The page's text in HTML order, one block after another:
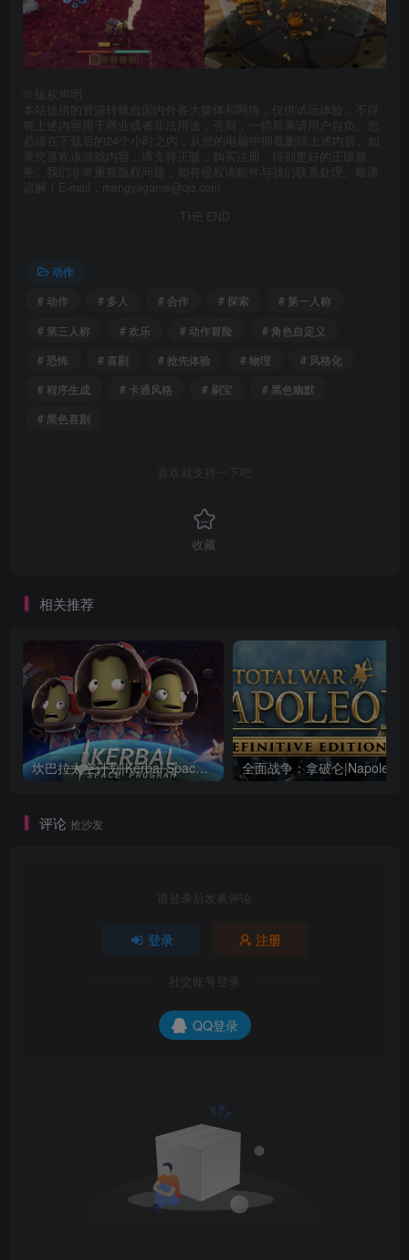
版权声明
本站提供的资源转载自国内外各大媒体和网络，仅供试玩体验；不得
将上述内容用于商业或者非法用途，否则，一切后果请用户自负。您
必须在下载后的24个小时之内，从您的电脑中彻底删除上述内容。如
果您喜欢该游戏内容，请支持正版，购买注册，得到更好的正版服
务。我们非常重视版权问题，如有侵权请邮件与我们联系处理。敬请
谅解！E-mail：mengyagame@qq.com
THE END
动作
# 动作
# 多人 # 合作 # 探索
# 第一人称
# 第三人称
# 欢乐 # 动作冒险
# 角色自定义
# 恐怖
# 喜剧 # 抢先体验 # 物理
# 风格化
# 程序生成
# 卡通风格 # 刷宝
# 黑色幽默
# 黑色喜剧
喜欢就支持一下吧
收藏
相关推荐
坎巴拉太空计划|Kerbal Space Program|1.12.5.3190|整合全DLC
评论 抢沙发
请登录后发表评论
登录 注册
社交账号登录
QQ登录